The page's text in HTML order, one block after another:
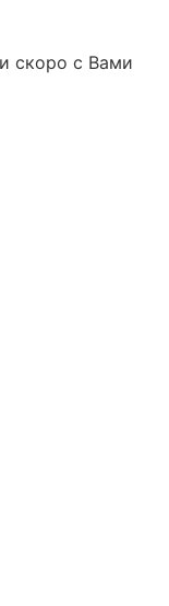
скоро с Вами